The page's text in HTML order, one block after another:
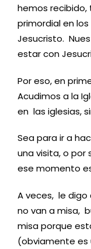
hemos
primordial en
Jesucristo.
estar con
Por eso, en
Acudimos a la
en las iglesias,
Sea para ir a
una visita, o por
ese momento
A veces, le
no van a misa,
misa porque
(obviamente